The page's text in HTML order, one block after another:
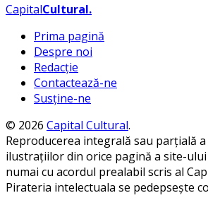
CapitalCultural.
Prima pagină
Despre noi
Redacție
Contactează-ne
Susține-ne
© 2026 Capital Cultural.
Reproducerea integrală sau parțială
ilustrațiilor din orice pagină a site-
numai cu acordul prealabil scris al
Pirateria intelectuala se pedepsește